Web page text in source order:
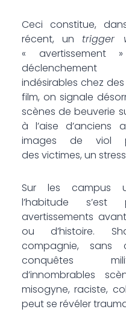
Ceci constitue,
récent, un trigger
« avertissement
déclenchement
indésirables chez
film, on signale
scènes de beuverie
à l’aise d’anciens
images de viol
des victimes, un
Sur les campus
l’habitude s’est
avertissements
ou d’histoire.
compagnie,
conquêtes
d’innombrables
misogyne, raciste,
peut se révéler